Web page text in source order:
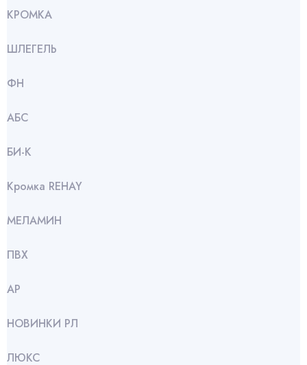
КРОМКА
ШЛЕГЕЛЬ
ФН
АБС
БИ-К
Кромка REHAY
МЕЛАМИН
ПВХ
АР
НОВИНКИ РЛ
ЛЮКС